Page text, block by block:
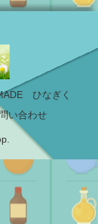
ひなぎく
い合わせ